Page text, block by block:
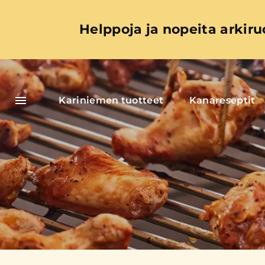
Helppoja ja nopeita
Kariniemen tuotteet Kanareseptit